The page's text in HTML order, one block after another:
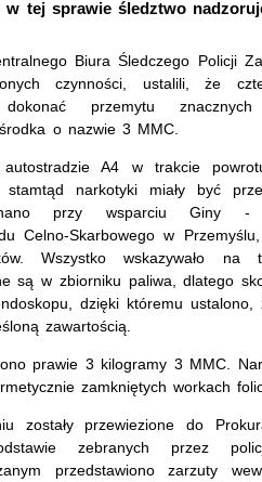
w tej sprawie śledztwo
Biura Śledczego Policji
czynności, ustalili, że
dokonać przemytu
o nazwie 3 MMC.
A4 w trakcie
stamtąd narkotyki miały być
przy wsparciu Giny -
Celno-Skarbowego w
Wszystko wskazywało
są w zbiorniku paliwa, dlatego
dzięki któremu
zawartością.
prawie 3 kilogramy 3 MMC.
zamkniętych workach
zostały przewiezione do
zebranych przez
przedstawiono zarzuty